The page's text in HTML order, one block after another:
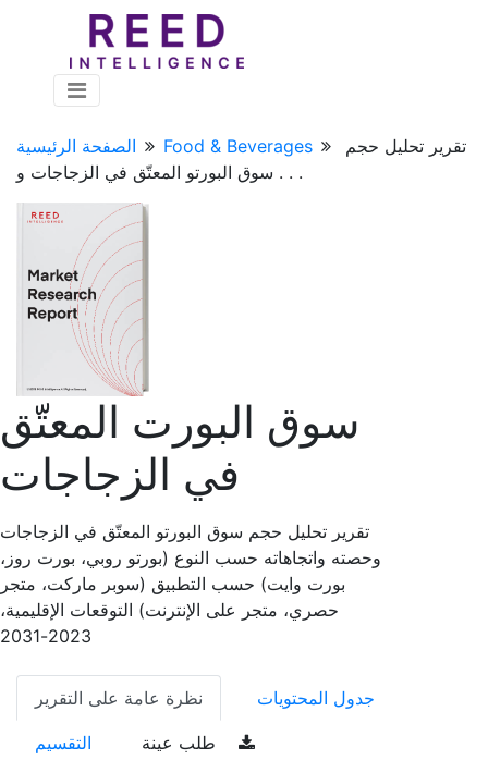
الصفحة الرئيسية Food & Beverages
تقرير تحليل حجم
سوق البورتو المعتّق في الزجاجات و . . .
سوق البورت المعتّق
في الزجاجات
تقرير تحليل حجم سوق البورتو المعتّق في الزجاجات
وحصته واتجاهاته حسب النوع (بورتو روبي، بورت روز،
بورت وايت) حسب التطبيق (سوبر ماركت، متجر
حصري، متجر على الإنترنت) التوقعات الإقليمية،
2023-2031
نظرة عامة على التقرير جدول المحتويات
التقسيم